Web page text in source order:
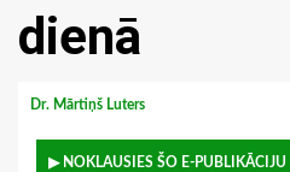
dienā
Dr. Mārtiņš Luters
▶ NOKLAUSIES ŠO E-PUBLIKĀCIJU